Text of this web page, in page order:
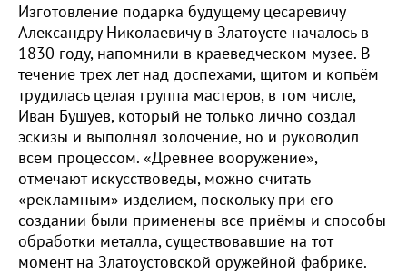
Изготовление подарка будущему цесаревичу
Александру Николаевичу в Златоусте началось в
1830 году, напомнили в краеведческом музее. В
течение трех лет над доспехами, щитом и копьём
трудилась целая группа мастеров, в том числе,
Иван Бушуев, который не только лично создал
эскизы и выполнял золочение, но и руководил
всем процессом. «Древнее вооружение»,
отмечают искусствоведы, можно считать
«рекламным» изделием, поскольку при его
создании были применены все приёмы и способы
обработки металла, существовавшие на тот
момент на Златоустовской оружейной фабрике.